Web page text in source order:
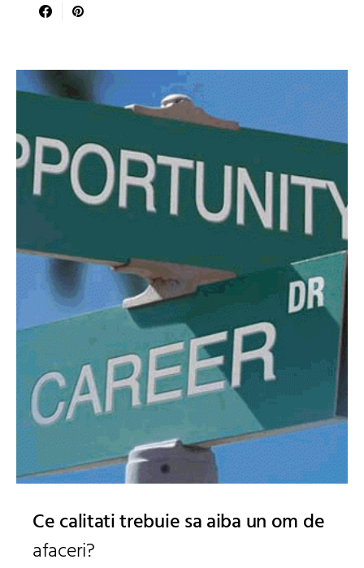
Ce calitati trebuie sa aiba un om de
afaceri?